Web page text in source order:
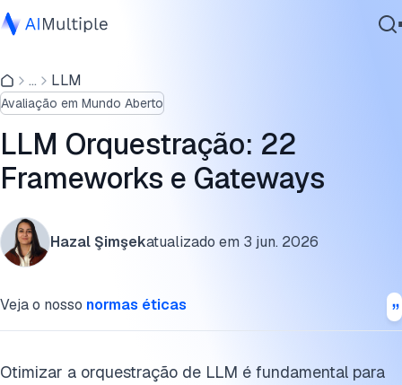
IA Agêntica
Segurança cibernética
Dados
Software Empresarial
Serviços
... LLM
Avaliação em Mundo Aberto
LLM Orquestração: 22
Frameworks e Gateways
Hazal Şimşekatualizado em 3 jun. 2026
Veja o nosso normas éticas
Otimizar a orquestração de LLM é fundamental para
Qual é a melhor plataforma para orquestração de LLM?
2. Frameworks para desenvolvedores
certo?
Como funcionam as ferramentas de orquestração de LLM?
Por que a orquestração de LLM é importante em
aplicações em tempo real?
4 práticas recomendadas de orquestração de LLM